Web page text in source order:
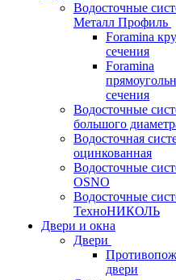
Водосточные
Металл Профиль
Foramina
сечения
Foramina
сечения
Водосточные
большого
Водосточная
оцинкованная
Водосточные
OSNO
Водосточные
ТехноНИКОЛЬ
Двери и окна
Двери
двери